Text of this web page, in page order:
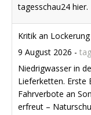
tagesschau24 hier.
Kritik an
9 August 2026 -
Niedrigwasser in
Lieferketten. Erste
Fahrverbote an
erfreut –